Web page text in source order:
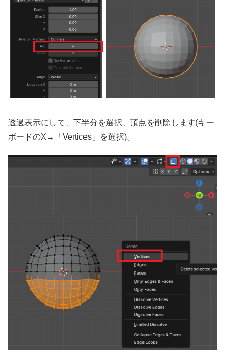
透過表示にして、下半分を選択、頂点を削除します(キー
ボードのX→「Vertices」を選択)。